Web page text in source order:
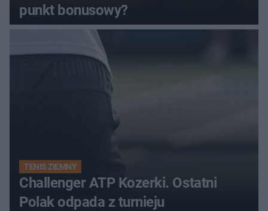
punkt bonusowy?
TENIS ZIEMNY
Challenger ATP Kozerki. Ostatni
Polak odpada z turnieju